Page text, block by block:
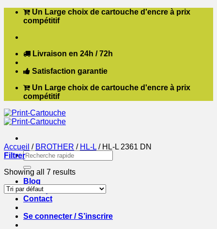
Passer Un Large choix de cartouche d'encre à prix
compétitif
Livraison en 24h / 72h
Satisfaction garantie
Un Large choix de cartouche d'encre à prix
compétitif
Recherche
pour :
Blog
Boutique
Contact
Se connecter / S’inscrire
Accueil / BROTHER / HL-L /HL-L 2361 DN
Filtrer
Showing all 7 results